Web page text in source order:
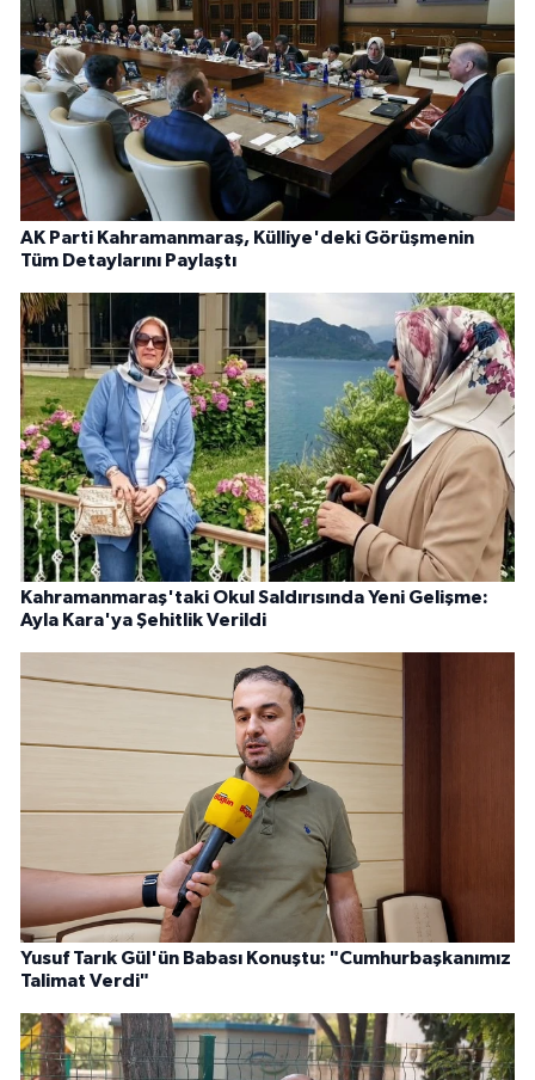
AK Parti Kahramanmaraş, Külliye'deki Görüşmenin
Tüm Detaylarını Paylaştı
Kahramanmaraş'taki Okul Saldırısında Yeni Gelişme:
Ayla Kara'ya Şehitlik Verildi
Yusuf Tarık Gül'ün Babası Konuştu: "Cumhurbaşkanımız
Talimat Verdi"